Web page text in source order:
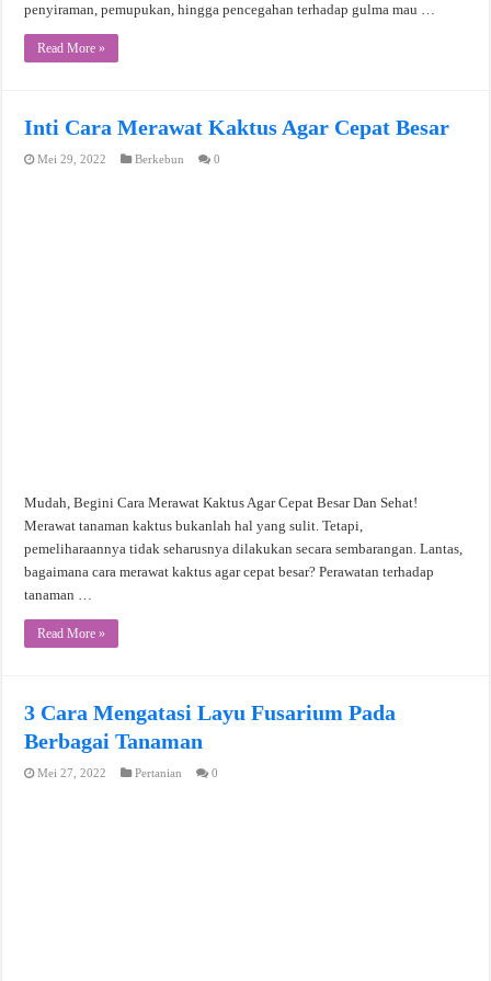
penyiraman, pemupukan, hingga pencegahan terhadap gulma mau …
Read More »
Inti Cara Merawat Kaktus Agar Cepat Besar
Mei 29, 2022 Berkebun 0
Mudah, Begini Cara Merawat Kaktus Agar Cepat Besar Dan Sehat!
Merawat tanaman kaktus bukanlah hal yang sulit. Tetapi,
pemeliharaannya tidak seharusnya dilakukan secara sembarangan. Lantas,
bagaimana cara merawat kaktus agar cepat besar? Perawatan terhadap
tanaman …
Read More »
3 Cara Mengatasi Layu Fusarium Pada
Berbagai Tanaman
Mei 27, 2022 Pertanian 0